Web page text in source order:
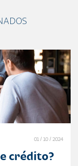
01 / 10 / 2024
crédito?